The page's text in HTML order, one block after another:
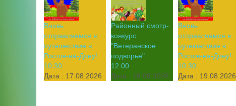
Вновь
отправляемся в
путешествие в
Ростов-на-Дону!
10:30
Дата : 17.08.2026
Районный смотр-
конкурс
"Ветеранское
подворье"
12:00
Дата : 18.08.2026
Вновь
отправляемся в
путешествие в
Ростов-на-Дону!
10:30
Дата : 19.08.2026